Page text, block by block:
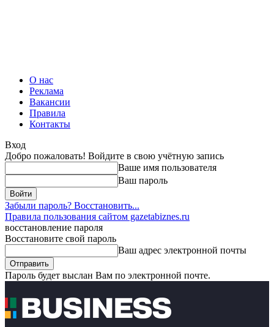
О нас
Реклама
Вакансии
Правила
Контакты
Вход
Добро пожаловать! Войдите в свою учётную запись
Ваше имя пользователя
Ваш пароль
Забыли пароль? Восстановить...
Правила пользования сайтом gazetabiznes.ru
восстановление пароля
Восстановите свой пароль
Ваш адрес электронной почты
Пароль будет выслан Вам по электронной почте.